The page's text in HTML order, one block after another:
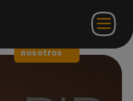
nosotros
ES